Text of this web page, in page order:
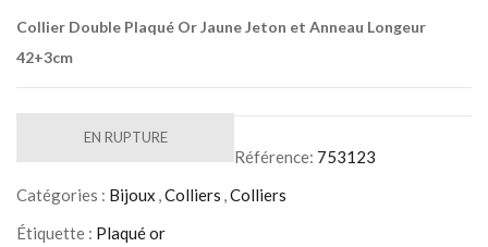
Collier Double Plaqué Or Jaune Jeton et Anneau Longeur
42+3cm
EN RUPTURE
Référence: 753123
Catégories : Bijoux ,Colliers ,Colliers
Étiquette : Plaqué or